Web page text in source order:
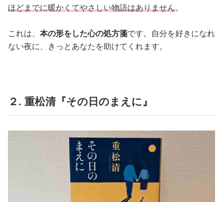
ほどまでに暖かくてやさしい物語はありません。
これは、 本の形をした心の処方箋です。自分を好きになれ
ない夜に、きっとあなたを助けてくれます。
２. 重松清『その日のまえに』